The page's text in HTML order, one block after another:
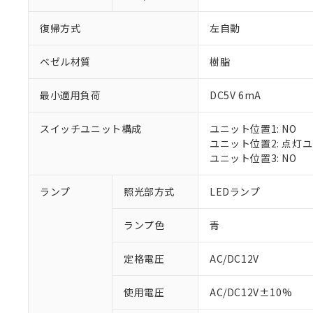
復帰方式 左自動
ベゼル材質 樹脂
最小適用負荷 DC5V 6mA
スイッチユニット構成
ユニット位置1: NO
ユニット位置2: 点灯
ユニット位置3: NO
ランプ 照光部方式 LEDランプ
ランプ色 青
定格電圧 AC/DC12V
使用電圧 AC/DC12V±10%
ご利用条件
※1 対応状況
調査・確認中：
非該当品：ライセ
仕入先様の事情に
があります。
※1 中国